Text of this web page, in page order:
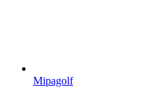
Mipagolf